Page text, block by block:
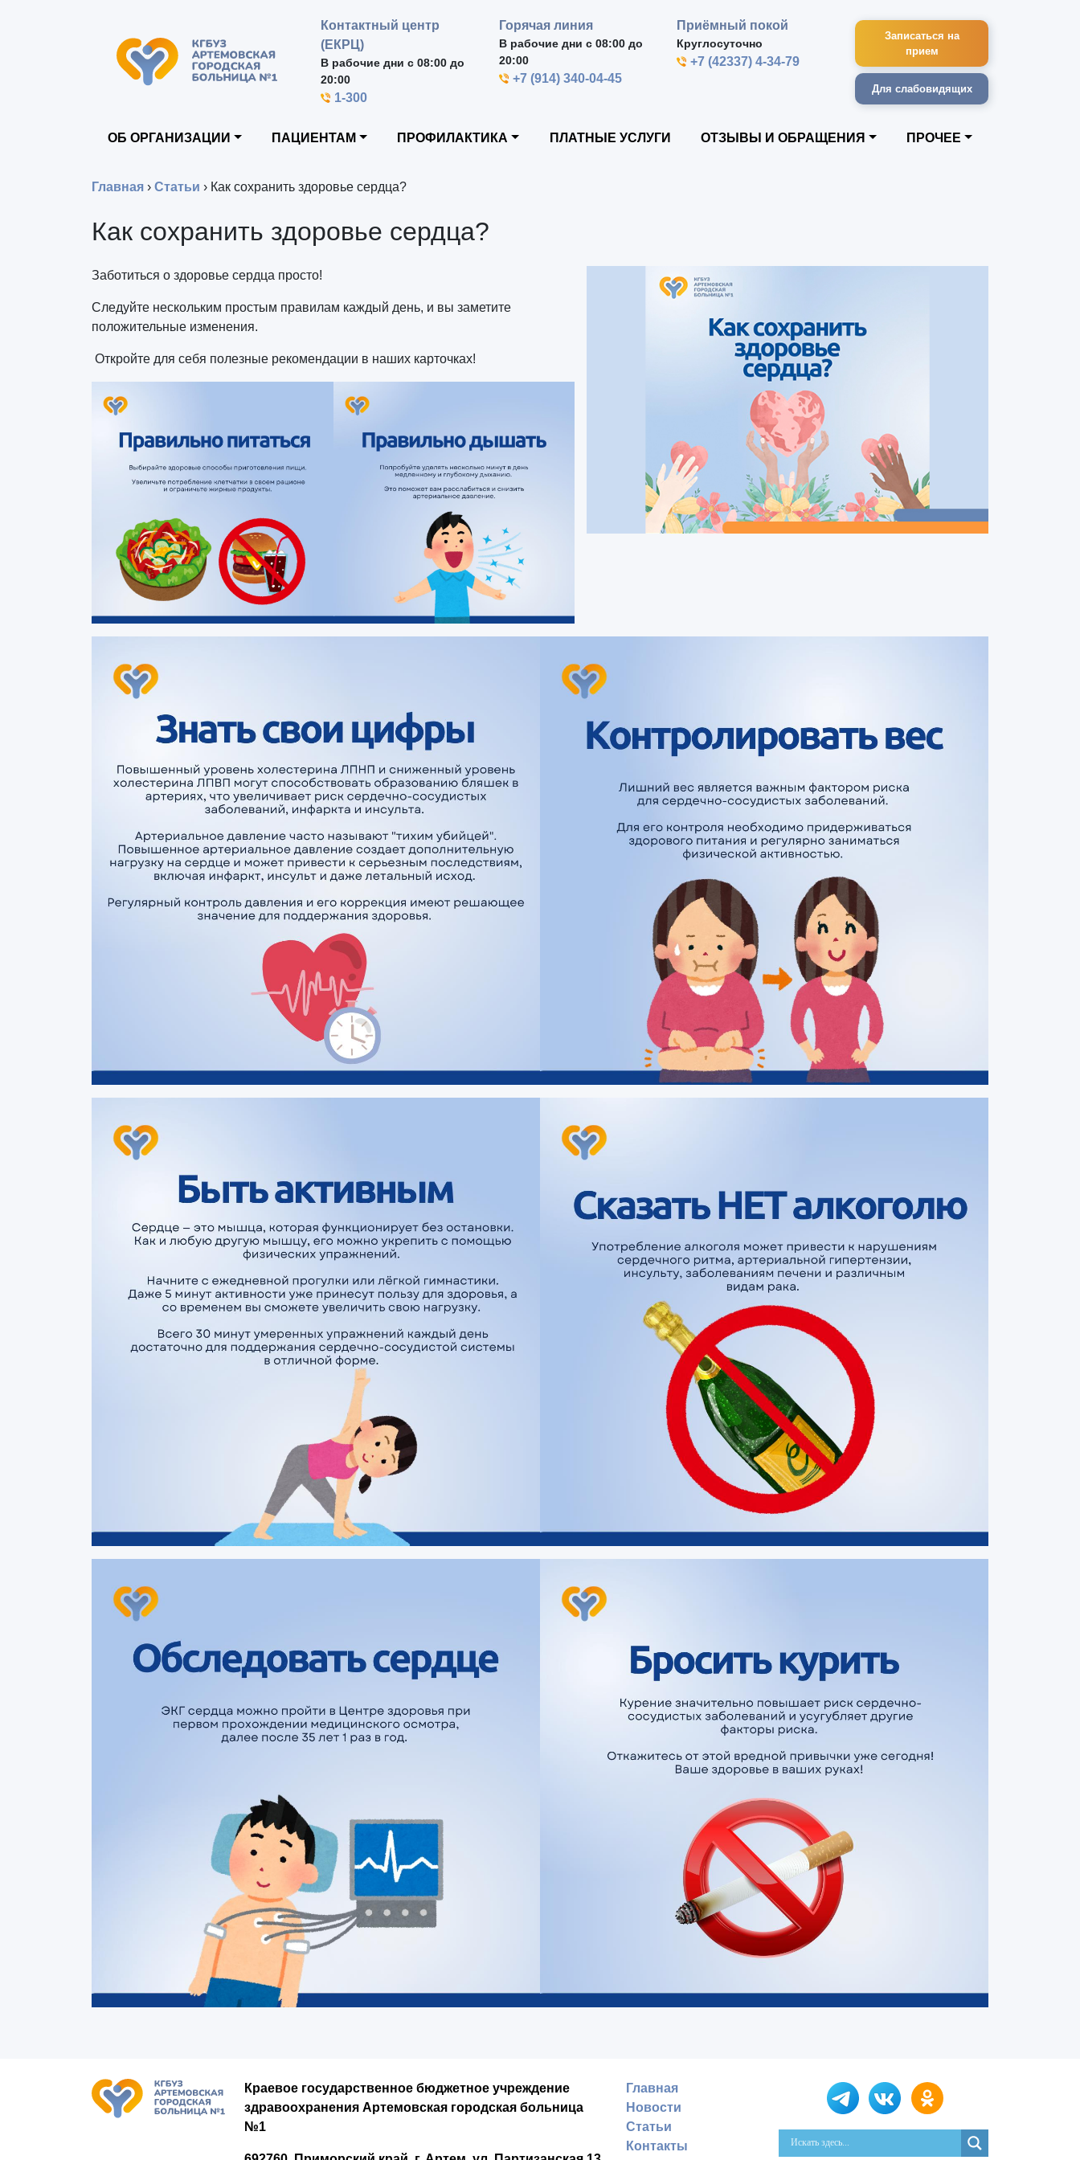
Записаться на
прием
Для слабовидящих
Контактный центр
(ЕКРЦ)
В рабочие дни с 08:00 до
20:00
1-300
Горячая линия
В рабочие дни с 08:00 до
20:00
+7 (914) 340-04-45
Приёмный покой
Круглосуточно
+7 (42337) 4-34-79
ОБ ОРГАНИЗАЦИИ ПАЦИЕНТАМ ПРОФИЛАКТИКА ПЛАТНЫЕ УСЛУГИ ОТЗЫВЫ И ОБРАЩЕНИЯ ПРОЧЕЕ
Главная › Статьи › Как сохранить здоровье сердца?
Как сохранить здоровье сердца?
Заботиться о здоровье сердца просто!
Следуйте нескольким простым правилам каждый день, и вы заметите
положительные изменения.
Откройте для себя полезные рекомендации в наших карточках!
Краевое государственное бюджетное учреждение
здравоохранения Артемовская городская больница
№1
Главная
Новости
Статьи
Контакты